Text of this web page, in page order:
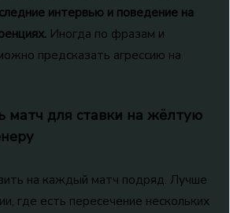
интервью и поведение на
Иногда по фразам и
предсказать агрессию на
матч для ставки на жёлтую
на каждый матч подряд. Лучше
где есть пересечение нескольких